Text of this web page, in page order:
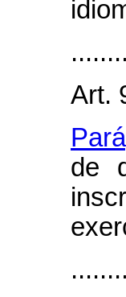
Art.
de